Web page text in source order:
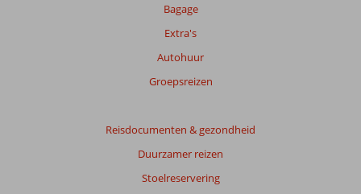
Bagage
Extra's
Autohuur
Groepsreizen
Reisdocumenten & gezondheid
Duurzamer reizen
Stoelreservering